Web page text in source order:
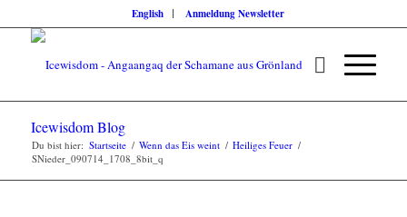
English Anmeldung Newsletter
Icewisdom Blog
Du bist hier: Startseite / Wenn das Eis weint / Heiliges Feuer /
SNieder_090714_1708_8bit_q